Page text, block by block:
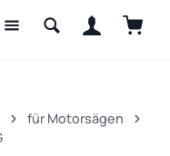
für Motorsägen